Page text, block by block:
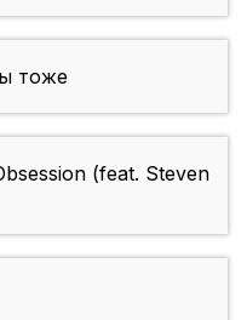
тоже
(feat. Steven